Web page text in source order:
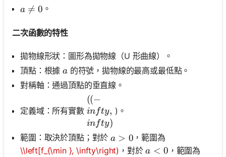
a \neq 0
a 
= 0 。
二次函數的特性
拋物線形狀：圖形為拋物線（U 形曲線）。
頂點：根據a
a的符號，拋物線的最高或最低點。
對稱軸：通過頂點的垂直線。
定義域：所有實數
((-\\infty, \\infty)
((−
infty,
infty)
)。
範圍：取決於頂點；對於a>0
a > 0 ，範圍為
\\left[f_{\min }, \infty\right) ，對於a<0
a < 0 ，範圍為